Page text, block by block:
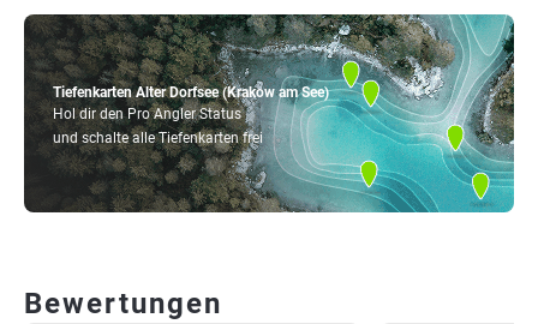
Tiefenkarten Alter Dorfsee (Krakow am See)
Hol dir den Pro Angler Status
und schalte alle Tiefenkarten frei
Bewertungen